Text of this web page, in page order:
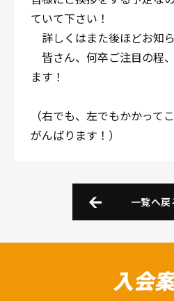
ていて下さい！
詳しくはまた後ほどお知ら
皆さん、何卒ご注目の程
ます！
（右でも、左でもかかって
がんばります！）
一覧へ戻
入会